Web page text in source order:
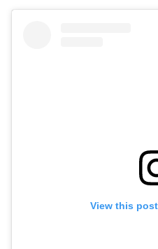
View this